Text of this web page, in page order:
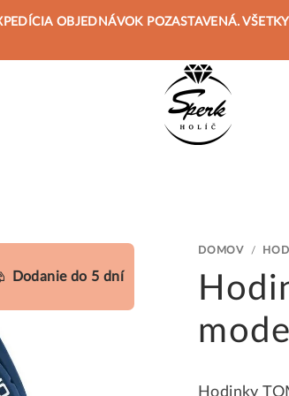
OBJEDNÁVOK POZASTAVENÁ.
DOMOV /
Hodinky
Dodanie do 5 dní